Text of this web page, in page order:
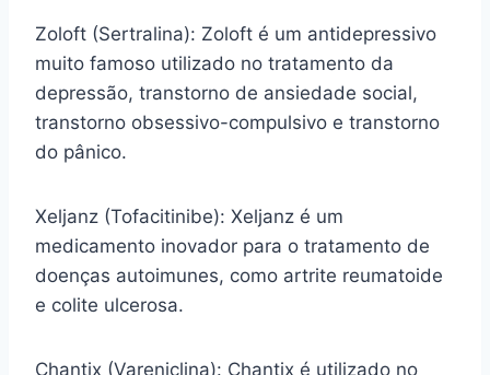
Zoloft (Sertralina): Zoloft é um antidepressivo
muito famoso utilizado no tratamento da
depressão, transtorno de ansiedade social,
transtorno obsessivo-compulsivo e transtorno
do pânico.
Xeljanz (Tofacitinibe): Xeljanz é um
medicamento inovador para o tratamento de
doenças autoimunes, como artrite reumatoide
e colite ulcerosa.
Chantix (Vareniclina): Chantix é utilizado no